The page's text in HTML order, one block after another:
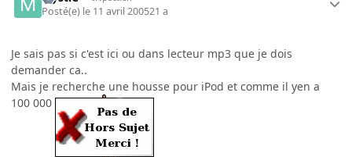
Posté(e) le 11 avril 200521 a
Je sais pas si c'est ici ou dans lecteur mp3 que je dois
demander ca..
Mais je recherche une housse pour iPod et comme il yen a
100 000